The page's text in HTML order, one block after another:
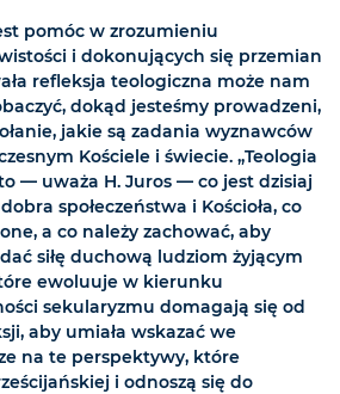
pomóc w zrozumieniu
i dokonujących się przemian
refleksja teologiczna może nam
dokąd jesteśmy prowadzeni,
jakie są zadania wyznawców
Kościele i świecie. „Teologia
— uważa H. Juros — co jest dzisiaj
społeczeństwa i Kościoła, co
a co należy zachować, aby
siłę duchową ludziom żyjącym
ewoluuje w kierunku
sekularyzmu domagają się od
aby umiała wskazać we
na te perspektywy, które
i odnoszą się do